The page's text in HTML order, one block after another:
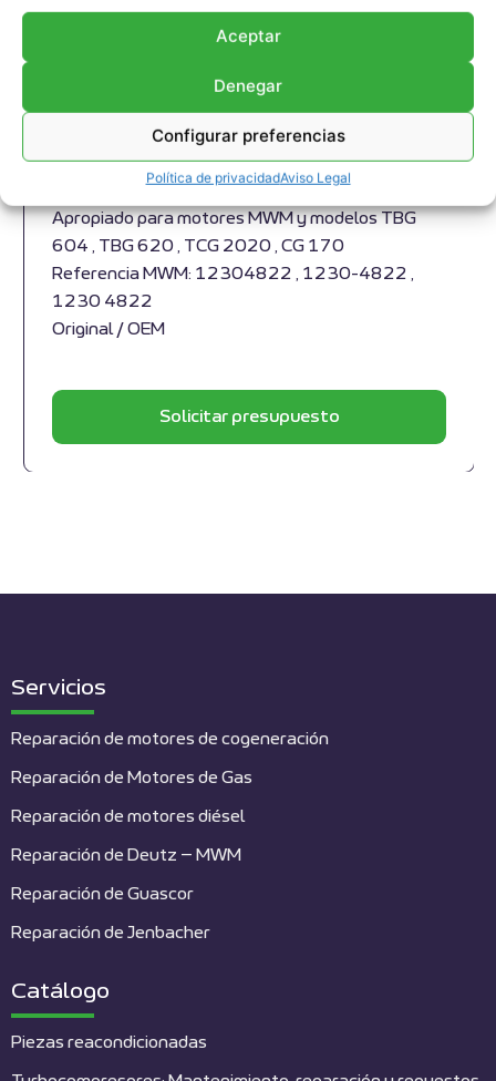
Aceptar
Denegar
Configurar preferencias
Política de privacidadAviso Legal
Compensador MWM RS-12304822
Junta de expansión MWM RS-12304822
Apropiado para motores MWM y modelos TBG
604 , TBG 620 , TCG 2020 , CG 170
Referencia MWM: 12304822 , 1230-4822 ,
1230 4822
Original / OEM
Solicitar presupuesto
Servicios
Reparación de motores de cogeneración
Reparación de Motores de Gas
Reparación de motores diésel
Reparación de Deutz – MWM
Reparación de Guascor
Reparación de Jenbacher
Catálogo
Piezas reacondicionadas